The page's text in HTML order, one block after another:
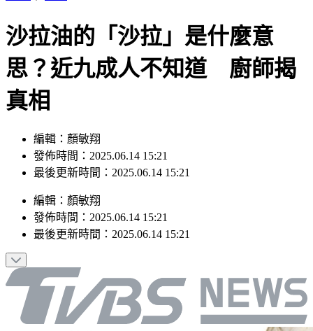
沙拉油的「沙拉」是什麼意
思？近九成人不知道 廚師揭
真相
編輯：顏敏翔
發佈時間：2025.06.14 15:21
最後更新時間：2025.06.14 15:21
編輯 ： 顏敏翔
發佈時間： 2025.06.14 15:21
最後更新時間： 2025.06.14 15:21